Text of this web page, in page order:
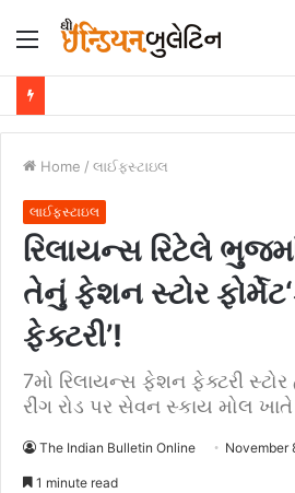
Menu
Home / લાઈફસ્ટાઇલ
લાઈફસ્ટાઇલ
રિલાયન્સ રિટેલે
તેનું ફેશન સ્ટોર
ફેક્ટરી’!
7મો રિલાયન્સ ફેશન ફેક્ટરી
રીંગ રોડ પર સેવન સ્કાય મોલ
The Indian Bulletin Online November
1 minute read